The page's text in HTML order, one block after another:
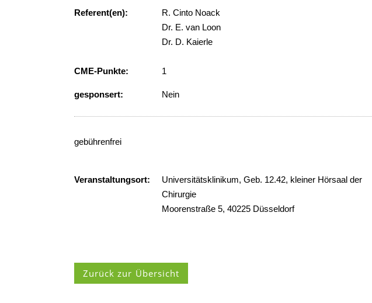
Referent(en):
R. Cinto Noack
Dr. E. van Loon
Dr. D. Kaierle
CME-Punkte: 1
gesponsert: Nein
gebührenfrei
Veranstaltungsort:
Universitätsklinikum, Geb. 12.42, kleiner Hörsaal der
Chirurgie
Moorenstraße 5, 40225 Düsseldorf
Zurück zur Übersicht